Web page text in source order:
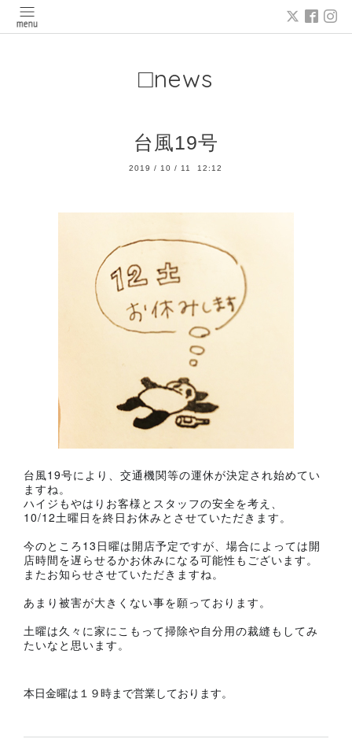
□news
台風19号
2019 / 10 / 11 12:12
台風19号により、交通機関等の運休が決定され始めてい
ますね。
ハイジもやはりお客様とスタッフの安全を考え、
10/12土曜日を終日お休みとさせていただきます。
今のところ13日曜は開店予定ですが、場合によっては開
店時間を遅らせるかお休みになる可能性もございます。
またお知らせさせていただきますね。
あまり被害が大きくない事を願っております。
土曜は久々に家にこもって掃除や自分用の裁縫もしてみ
たいなと思います。
本日金曜は１９時まで営業しております。